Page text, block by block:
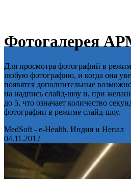
Фотогалерея
Для просмотра фотографий в
любую фотографию, и когда она
появятся дополнительные
на надпись слайд-шоу и, при
до 5, что означает количество
фотографии в режиме слайд-шоу.
MedSoft - e-Health. Индия и Непал
04.11.2012